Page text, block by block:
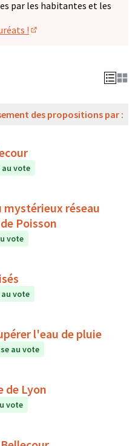
par les habitantes et les
!
des propositions par :
au vote
réseau
Poisson
vote
vote
l'eau de pluie
au vote
de Lyon
vote